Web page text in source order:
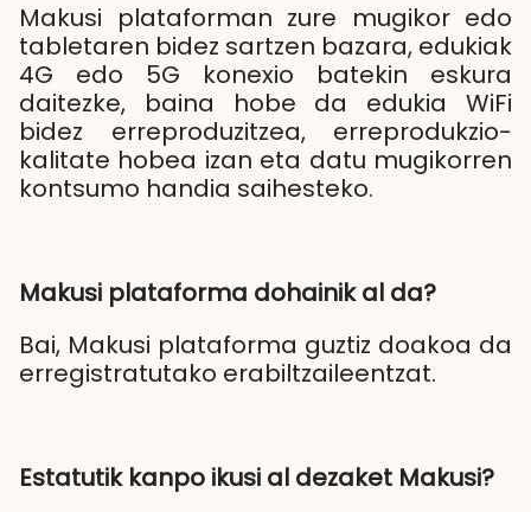
Makusi plataforman zure mugikor edo
tabletaren bidez sartzen bazara, edukiak
4G edo 5G konexio batekin eskura
daitezke, baina hobe da edukia WiFi
bidez erreproduzitzea, erreprodukzio-
kalitate hobea izan eta datu mugikorren
kontsumo handia saihesteko.
Makusi plataforma dohainik al da?
Bai, Makusi plataforma guztiz doakoa da
erregistratutako erabiltzaileentzat.
Estatutik kanpo ikusi al dezaket Makusi?